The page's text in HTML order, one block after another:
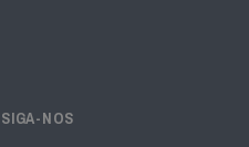
SIGA-NOS